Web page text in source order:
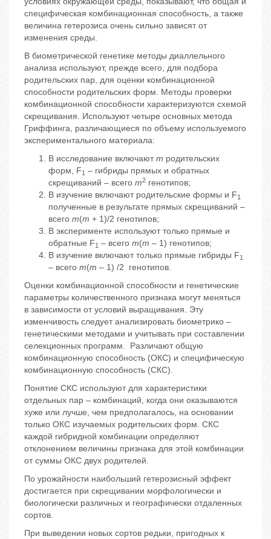
специфическая комбинационная способность, а также
величина гетерозиса очень сильно зависят от
изменения среды.
В биометрической генетике методы диаллельного
анализа используют, прежде всего, для подбора
родительских пар, для оценки комбинационной
способности родительских форм. Методы проверки
комбинационной способности характеризуются схемой
скрещивания. Используют четыре основных метода
Гриффинга, различающиеся по объему используемого
экспериментального материала:
В исследование включаютm родительских
форм, F1 – гибриды прямых и обратных
скрещиваний – всего m2 генотипов;
В изучение включают родительские формы и F1
полученные в результате прямых скрещиваний –
всего m(m + 1)/2 генотипов;
В эксперименте используют только прямые и
обратные F1 – всего m(m – 1) генотипов;
В изучение включают только прямые гибриды F1
– всего m(m – 1) /2 генотипов.
Оценки комбинационной способности и генетические
параметры количественного признака могут меняться
в зависимости от условий выращивания. Эту
изменчивость следует анализировать биометрико –
генетическими методами и учитывать при составлении
селекционных программ. Различают общую
комбинационную способность (ОКС) и специфическую
комбинационную способность (СКС).
Понятие СКС используют для характеристики
отдельных пар – комбинаций, когда они оказываются
хуже или лучше, чем предполагалось, на основании
только ОКС изучаемых родительских форм. СКС
каждой гибридной комбинации определяют
отклонением величины признака для этой комбинации
от суммы ОКС двух родителей.
По урожайности наибольший гетерозисный эффект
достигается при скрещивании морфологически и
биологически различных и географически отдаленных
сортов.
При выведении новых сортов редьки, пригодных к